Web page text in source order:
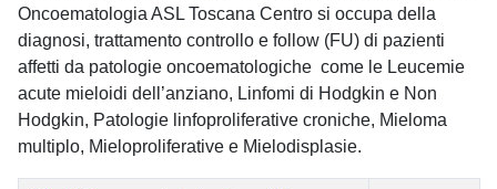
Oncoematologia ASL Toscana Centro si occupa della
diagnosi, trattamento controllo e follow (FU) di pazienti
affetti da patologie oncoematologiche come le Leucemie
acute mieloidi dell’anziano, Linfomi di Hodgkin e Non
Hodgkin, Patologie linfoproliferative croniche, Mieloma
multiplo, Mieloproliferative e Mielodisplasie.